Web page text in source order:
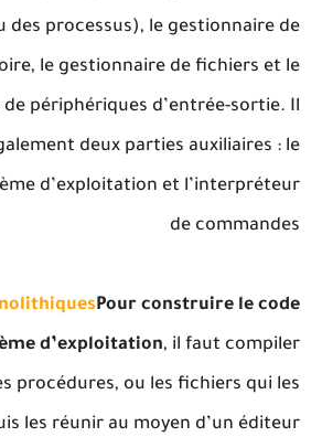
des processus), le gestionnaire de
le gestionnaire de fichiers et le
périphériques d’entrée-sortie. Il
deux parties auxiliaires : le
d’exploitation et l’interpréteur
de commandes
Pour construire le code
d’exploitation, il faut compiler
procédures, ou les fichiers qui les
les réunir au moyen d’un éditeur